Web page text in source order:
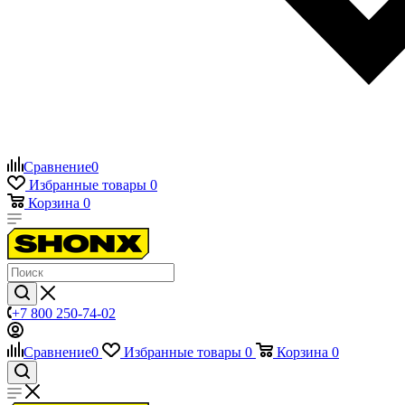
Сравнение0
Избранные товары 0
Корзина 0
+7 800 250-74-02
Сравнение0 Избранные товары 0 Корзина 0